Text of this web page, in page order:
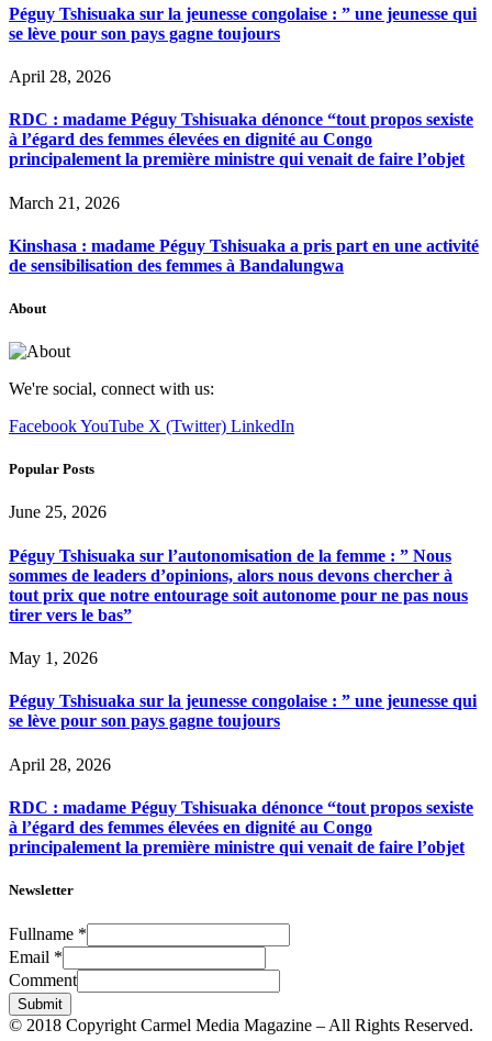
Péguy Tshisuaka sur la jeunesse congolaise : ” une jeunesse qui
se lève pour son pays gagne toujours
April 28, 2026
RDC : madame Péguy Tshisuaka dénonce “tout propos sexiste
à l’égard des femmes élevées en dignité au Congo
principalement la première ministre qui venait de faire l’objet
March 21, 2026
Kinshasa : madame Péguy Tshisuaka a pris part en une activité
de sensibilisation des femmes à Bandalungwa
About
We're social, connect with us:
FacebookYouTube X (Twitter) LinkedIn
Popular Posts
June 25, 2026
Péguy Tshisuaka sur l’autonomisation de la femme : ” Nous
sommes de leaders d’opinions, alors nous devons chercher à
tout prix que notre entourage soit autonome pour ne pas nous
tirer vers le bas”
May 1, 2026
Péguy Tshisuaka sur la jeunesse congolaise : ” une jeunesse qui
se lève pour son pays gagne toujours
April 28, 2026
RDC : madame Péguy Tshisuaka dénonce “tout propos sexiste
à l’égard des femmes élevées en dignité au Congo
principalement la première ministre qui venait de faire l’objet
Newsletter
Fullname *
Email *
Comment
Submit
© 2018 Copyright Carmel Media Magazine – All Rights Reserved.